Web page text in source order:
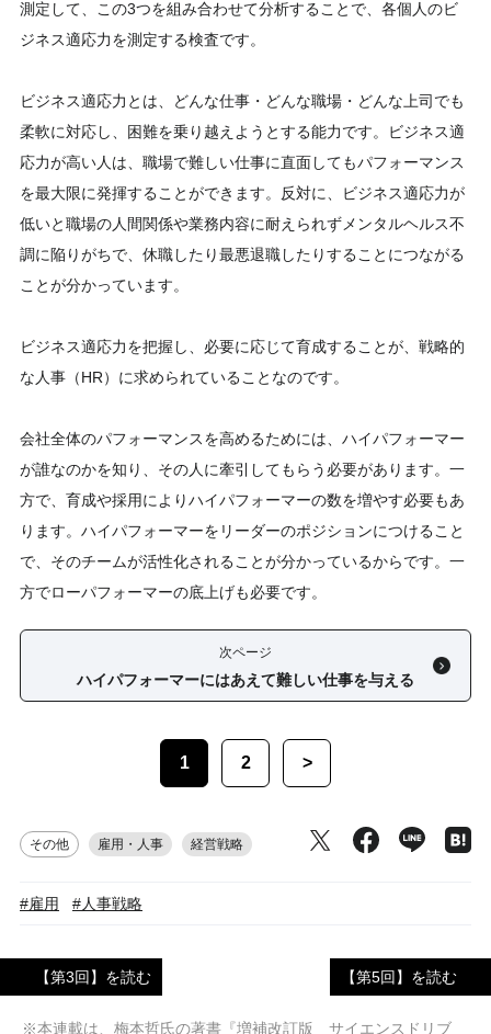
測定して、この3つを組み合わせて分析することで、各個人のビ
ジネス適応力を測定する検査です。
ビジネス適応力とは、どんな仕事・どんな職場・どんな上司でも
柔軟に対応し、困難を乗り越えようとする能力です。ビジネス適
応力が高い人は、職場で難しい仕事に直面してもパフォーマンス
を最大限に発揮することができます。反対に、ビジネス適応力が
低いと職場の人間関係や業務内容に耐えられずメンタルヘルス不
調に陥りがちで、休職したり最悪退職したりすることにつながる
ことが分かっています。
ビジネス適応力を把握し、必要に応じて育成することが、戦略的
な人事（HR）に求められていることなのです。
会社全体のパフォーマンスを高めるためには、ハイパフォーマー
が誰なのかを知り、その人に牽引してもらう必要があります。一
方で、育成や採用によりハイパフォーマーの数を増やす必要もあ
ります。ハイパフォーマーをリーダーのポジションにつけること
で、そのチームが活性化されることが分かっているからです。一
方でローパフォーマーの底上げも必要です。
次ページ
ハイパフォーマーにはあえて難しい仕事を与える
1 2 >
その他 雇用・人事 経営戦略
#雇用 #人事戦略
【第3回】を読む 【第5回】を読む
※本連載は、梅本哲氏の著書『増補改訂版 サイエンスドリブ